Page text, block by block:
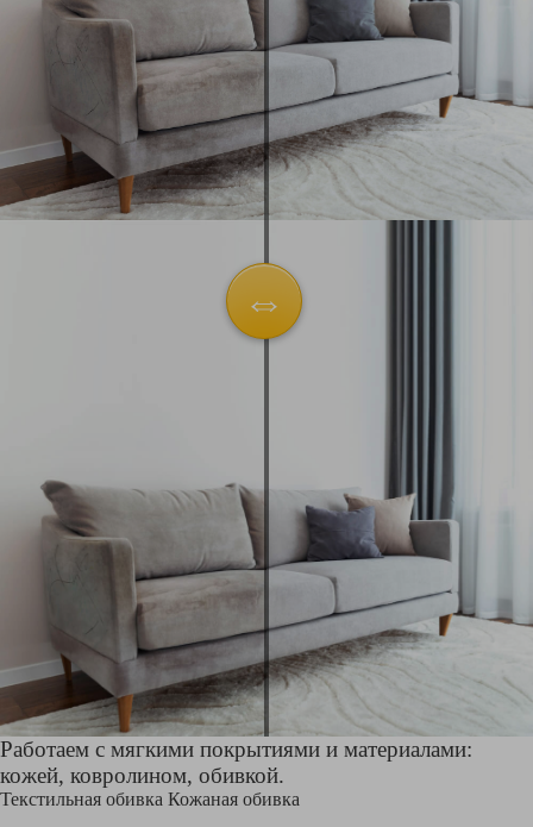
Работаем с мягкими покрытиями и материалами:
кожей, ковролином, обивкой.
Текстильная обивка Кожаная обивка